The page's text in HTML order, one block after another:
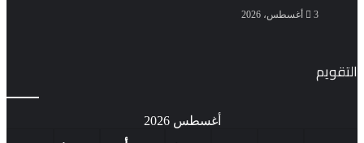
3 أغسطس، 2026
التقويم
أغسطس 2026